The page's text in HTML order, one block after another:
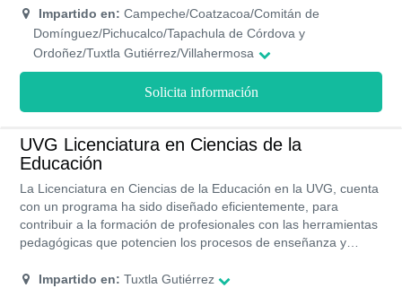
optar por los horarios más cómodos para ti. La UVG cuenta
con la oficina empréndete que ayuda y motiva al estudiante
para que puedan iniciar sus propios proyectos de manera
colegiaturas para que sea más accesible el costo del
Impartido en: Campeche/Coatzacoa/Comitán de
Domínguez/Pichucalco/Tapachula de Córdova y
Ordoñez/Tuxtla Gutiérrez/Villahermosa
Solicita información
UVG Licenciatura en Ciencias de la
Educación
La Licenciatura en Ciencias de la Educación en la UVG, cuenta
con un programa ha sido diseñado eficientemente, para
contribuir a la formación de profesionales con las herramientas
pedagógicas que potencien los procesos de enseñanza y
cuente con habilidades comunicativas y capacidad para
Impartido en: Tuxtla Gutiérrez